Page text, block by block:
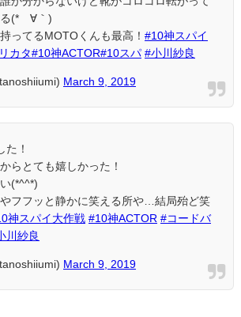
る(*´∀｀)
ってるMOTOくんも最高！ #10神スパイ
カタ#10神ACTOR#10スパ #小川紗良
March 9, 2019
た！
らとても嬉しかった！
(*^^*)
フフッと静かに笑える所や…結局殆ど笑
神スパイ大作戦 #10神ACTOR #コードバ
川紗良
March 9, 2019